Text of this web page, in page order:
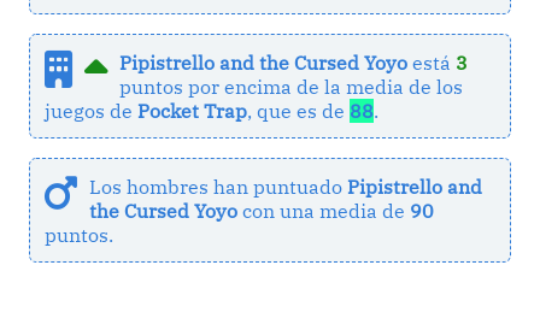
Pipistrello and the Cursed Yoyo está 3
puntos por encima de la media de los
juegos dePocket Trap, que es de 88.
Los hombres han puntuado Pipistrello and
the Cursed Yoyocon una media de 90
puntos.